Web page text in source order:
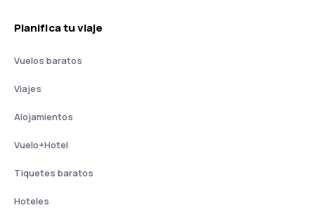
Planifica tu viaje
Vuelos baratos
Viajes
Alojamientos
Vuelo+Hotel
Tiquetes baratos
Hoteles